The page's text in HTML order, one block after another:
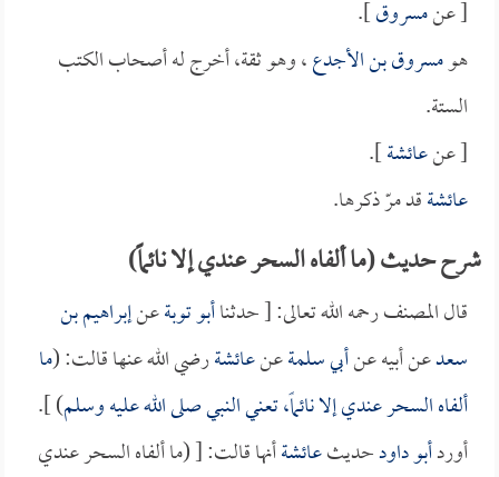
[ عنمسروق].
هومسروق بن الأجدع، وهو ثقة، أخرج له أصحاب الكتب
الستة.
[ عنعائشة].
عائشةقد مرّ ذكرها.
شرح حديث (ما ألفاه السحر عندي إلا نائماً)
قال المصنف رحمه الله تعالى: [ حدثناأبو توبةعنإبراهيم بن
سعدعن أبيه عنأبي سلمةعنعائشةرضي الله عنها قالت: (ما
ألفاه السحر عندي إلا نائماً، تعني النبي صلى الله عليه وسلم) ].
أوردأبو داودحديثعائشةأنها قالت: [ (ما ألفاه السحر عندي